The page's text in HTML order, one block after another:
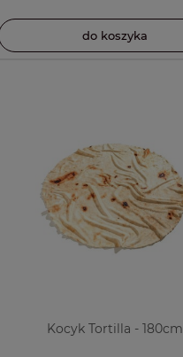
do koszyka
Kocyk Tortilla - 180cm